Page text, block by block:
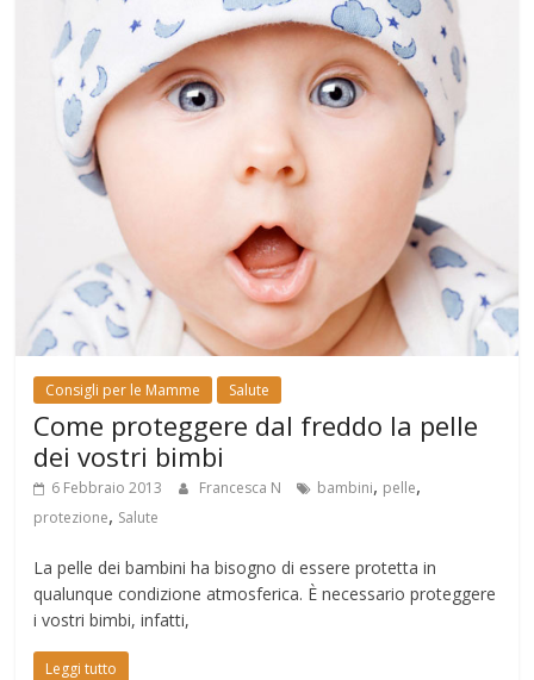
Consigli per le Mamme Salute
Come proteggere dal freddo la pelle
dei vostri bimbi
6 Febbraio 2013 Francesca N bambini, pelle,
protezione, Salute
La pelle dei bambini ha bisogno di essere protetta in
qualunque condizione atmosferica. È necessario proteggere
i vostri bimbi, infatti,
Leggi tutto